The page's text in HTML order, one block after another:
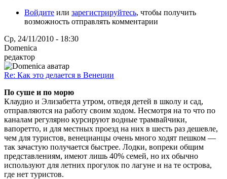
Войдите или зарегистрируйтесь, чтобы получить
возможность отправлять комментарии
Ср, 24/11/2010 - 18:30
Domenica
редактор
Re: Как это делается в Венеции
По суше и по морю
Клаудио и Элизабетта утром, отведя детей в школу и сад,
отправляются на работу своим ходом. Несмотря на то что по
каналам регулярно курсируют водные трамвайчики,
вапоретто, и для местных проезд на них в шесть раз дешевле,
чем для туристов, венецианцы очень много ходят пешком —
так зачастую получается быстрее. Лодки, вопреки общим
представлениям, имеют лишь 40% семей, но их обычно
используют для летних прогулок по лагуне и на те острова,
где нет туристов.